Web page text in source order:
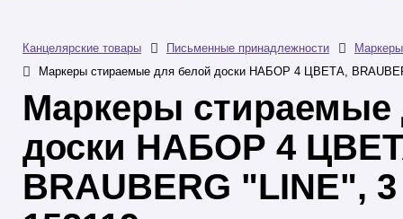
Канцелярские товары Письменные принадлежности
Маркеры
Маркеры стираемые для белой доски НАБОР 4 ЦВЕТА,
Маркеры стираемые
доски НАБОР 4
BRAUBERG "LINE",